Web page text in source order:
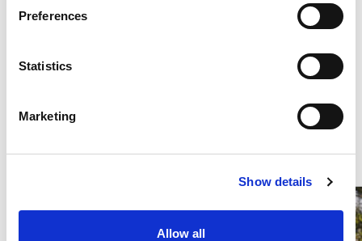
Preferences
Statistics
Marketing
Show details
Allow all
Diese Fahrzeuge könnten Sie